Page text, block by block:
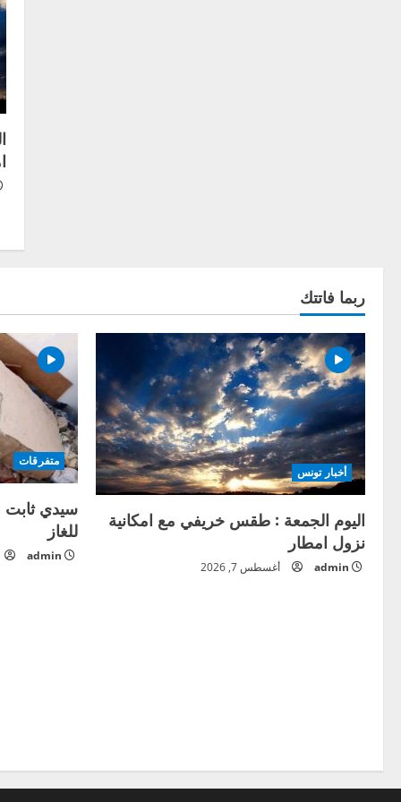
ربما فاتتك
أخبار تونس
اليوم الجمعة : طقس خريفي مع امكانية
نزول امطار
admin أغسطس 7, 2026
متفرقات
سيدي
للغاز
admin